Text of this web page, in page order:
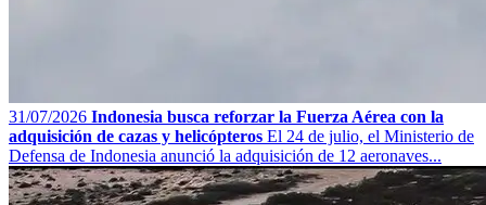
31/07/2026 Indonesia busca reforzar la Fuerza Aérea con la
adquisición de cazas y helicópteros El 24 de julio, el Ministerio de
Defensa de Indonesia anunció la adquisición de 12 aeronaves...